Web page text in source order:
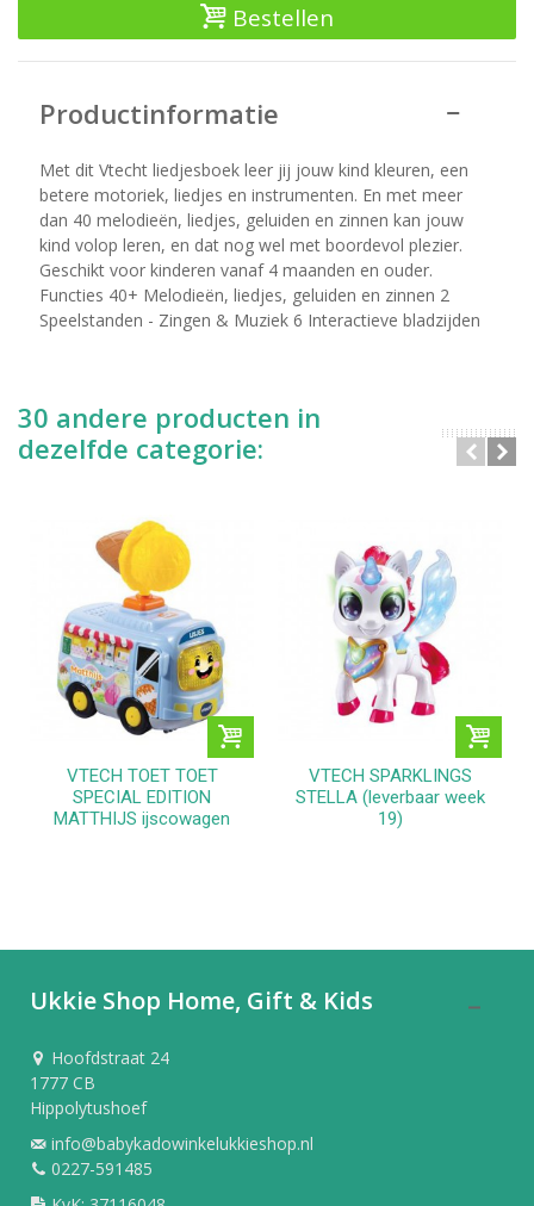
Bestellen
Productinformatie
Met dit Vtecht liedjesboek leer jij jouw kind kleuren, een
betere motoriek, liedjes en instrumenten. En met meer
dan 40 melodieën, liedjes, geluiden en zinnen kan jouw
kind volop leren, en dat nog wel met boordevol plezier.
Geschikt voor kinderen vanaf 4 maanden en ouder.
Functies 40+ Melodieën, liedjes, geluiden en zinnen 2
Speelstanden - Zingen & Muziek 6 Interactieve bladzijden
30 andere producten in
dezelfde categorie:
VTECH TOET TOET
SPECIAL EDITION
MATTHIJS ijscowagen
VTECH SPARKLINGS
STELLA (leverbaar week
19)
Ukkie Shop Home, Gift & Kids
Hoofdstraat 24
1777 CB
Hippolytushoef
info@babykadowinkelukkieshop.nl
0227-591485